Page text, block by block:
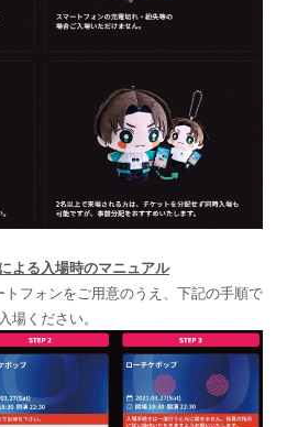
よる入場時のマニュアル
フォンをご用意のうえ、下記の手順で
場ください。